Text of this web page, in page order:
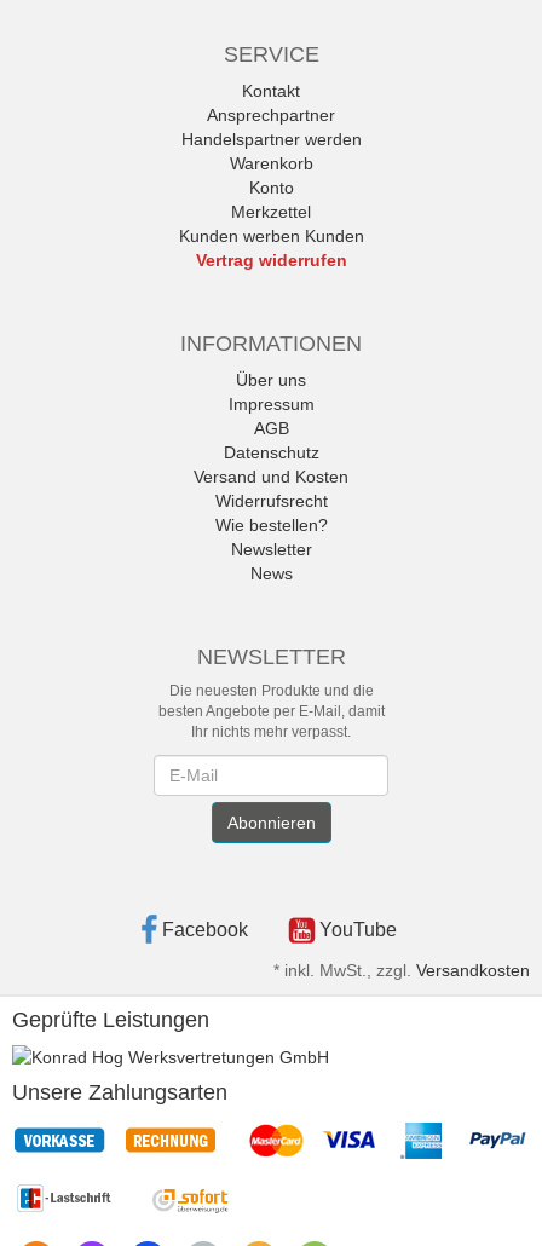
SERVICE
Kontakt
Ansprechpartner
Handelspartner werden
Warenkorb
Konto
Merkzettel
Kunden werben Kunden
Vertrag widerrufen
INFORMATIONEN
Über uns
Impressum
AGB
Datenschutz
Versand und Kosten
Widerrufsrecht
Wie bestellen?
Newsletter
News
NEWSLETTER
Die neuesten Produkte und die
besten Angebote per E-Mail, damit
Ihr nichts mehr verpasst.
Abonnieren
Facebook YouTube
* inkl. MwSt., zzgl. Versandkosten
Geprüfte Leistungen
Unsere Zahlungsarten